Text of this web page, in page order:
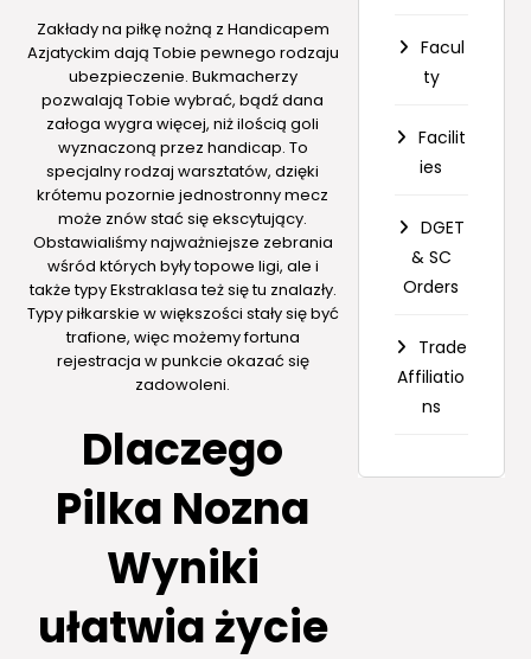
Zakłady na piłkę nożną z Handicapem
Azjatyckim dają Tobie pewnego rodzaju
ubezpieczenie. Bukmacherzy
pozwalają Tobie wybrać, bądź dana
załoga wygra więcej, niż ilością goli
wyznaczoną przez handicap. To
specjalny rodzaj warsztatów, dzięki
krótemu pozornie jednostronny mecz
może znów stać się ekscytujący.
Obstawialiśmy najważniejsze zebrania
wśród których były topowe ligi, ale i
także typy Ekstraklasa też się tu znalazły.
Typy piłkarskie w większości stały się być
trafione, więc możemyfortuna
rejestracja w punkcie okazać się
zadowoleni.
Dlaczego
Pilka Nozna
Wyniki
ułatwia życie
Facul
ty
Facilit
ies
DGET
& SC
Orders
Trade
Affiliatio
ns